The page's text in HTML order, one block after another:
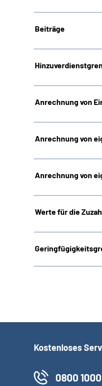
Beiträge
Anrechnung von
Anrechnung von
Anrechnung von
Werte für die
Kostenloses
0800